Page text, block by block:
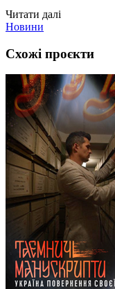
Читати далі
Новини
Схожі проєкти